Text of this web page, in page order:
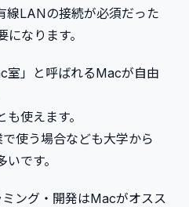
線LANの接続が必須だった
なります。
室」と呼ばれるMacが自由
使えます。
使う場合なども大学から
です。
ング・開発はMacがオスス